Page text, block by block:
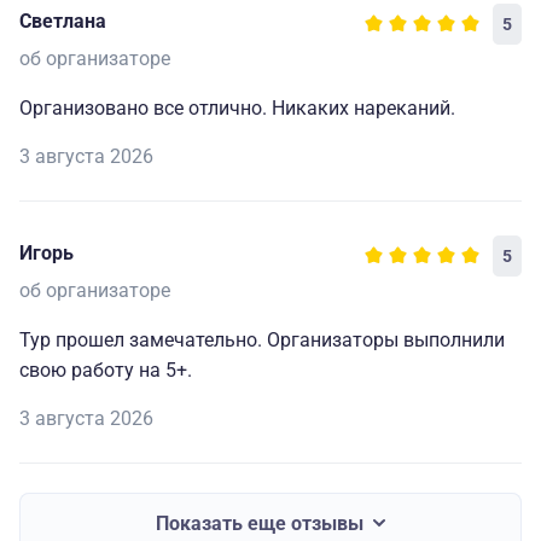
Светлана 5
об организаторе
Организовано все отлично. Никаких нареканий.
3 августа 2026
Игорь 5
об организаторе
Тур прошел замечательно. Организаторы выполнили
свою работу на 5+.
3 августа 2026
Показать еще отзывы